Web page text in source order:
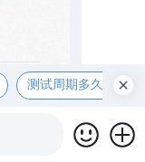
测试周期多久？